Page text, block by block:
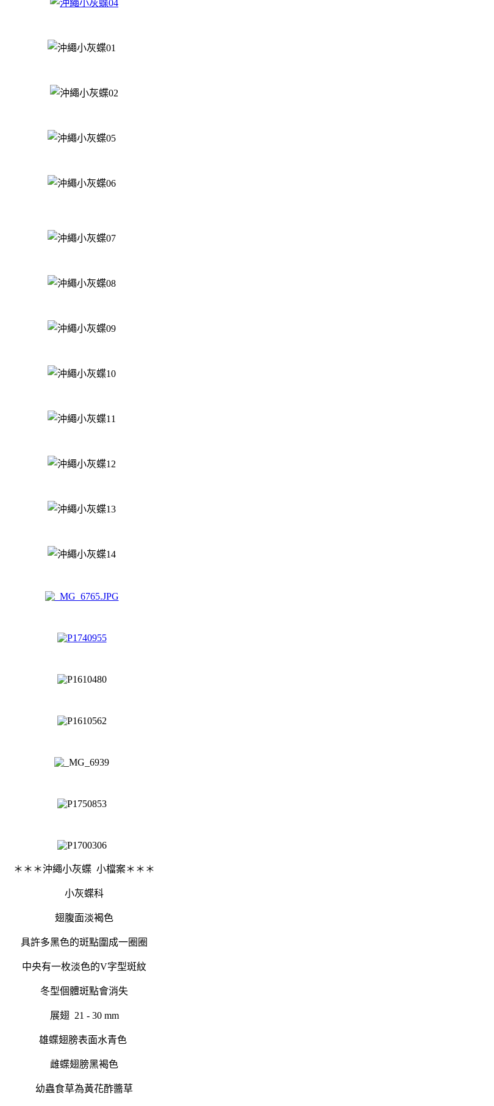
＊＊＊沖繩小灰蝶 小檔案＊＊＊
小灰蝶科
翅腹面淡褐色
具許多黑色的斑點圍成一圈圈
中央有一枚淡色的V字型斑紋
冬型個體斑點會消失
展翅 21 - 30 mm
雄蝶翅膀表面水青色
雌蝶翅膀黑褐色
幼蟲食草為黃花酢醬草